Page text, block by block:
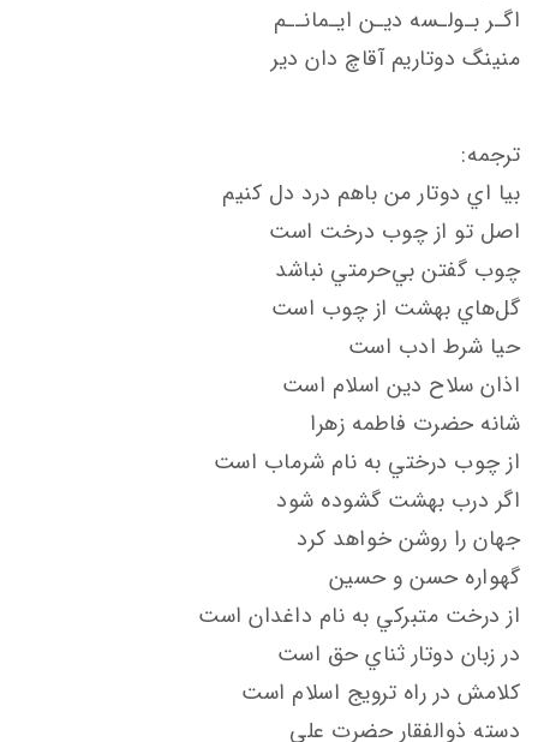
اگـر بـولـسه ديـن ايـمانــم
منينگ دوتاريم آقاچ دان دير
ترجمه:
بيا اي دوتار من باهم درد دل كنيم
اصل تو از چوب درخت است
چوب گفتن بي‌حرمتي نباشد
گل‌هاي بهشت از چوب است
حيا شرط ادب است
اذان سلاح دين اسلام است
شانه حضرت فاطمه زهرا
از چوب درختي به نام شرماب است
اگر درب بهشت گشوده شود
جهان را روشن خواهد كرد
گهواره حسن و حسين
از درخت متبركي به نام داغدان است
در زبان دوتار ثناي حق است
كلامش در راه ترويج اسلام است
دسته ذوالفقار حضرت علي